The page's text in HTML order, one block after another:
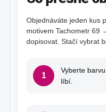
Objednáváte jeden kus
motivem Tachometr 69
dopisovat. Stačí vybrat
1
Vyberte
líbí.